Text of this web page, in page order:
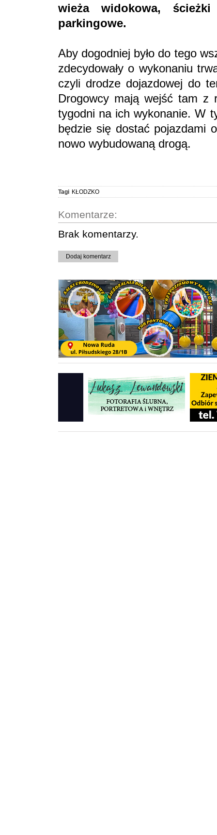
wieża widokowa,
parkingowe.
Aby dogodniej było do tego
zdecydowały o wykonaniu
czyli drodze dojazdowej do
Drogowcy mają wejść tam
tygodni na ich wykonanie. W
będzie się dostać pojazdami
nowo wybudowaną drogą.
Tagi KŁODZKO
Komentarze:
Brak komentarzy.
Dodaj komentarz